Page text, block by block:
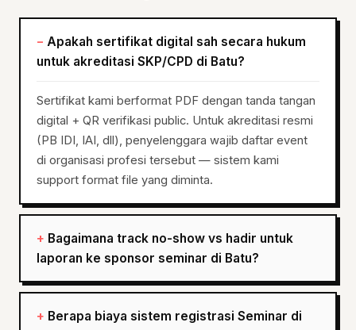
Apakah sertifikat digital sah secara hukum
untuk akreditasi SKP/CPD di Batu?
Sertifikat kami berformat PDF dengan tanda tangan
digital + QR verifikasi public. Untuk akreditasi resmi
(PB IDI, IAI, dll), penyelenggara wajib daftar event
di organisasi profesi tersebut — sistem kami
support format file yang diminta.
Bagaimana track no-show vs hadir untuk
laporan ke sponsor seminar di Batu?
Berapa biaya sistem registrasi Seminar di